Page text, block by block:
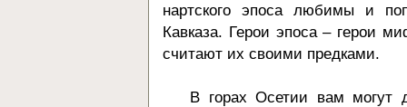
нартского эпоса любимы и
Кавказа. Герои эпоса – герои
считают их своими предками.
В горах Осетии вам могут